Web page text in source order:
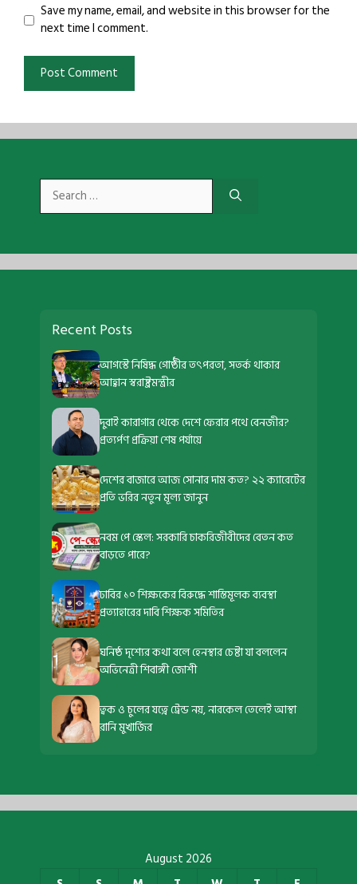
Save my name, email, and website in this browser for the
next time I comment.
Search
for:
Recent Posts
আগস্টে নিষিদ্ধ গোষ্ঠীর তৎপরতা, সতর্ক থাকার
আহ্বান স্বরাষ্ট্রমন্ত্রীর
দুবাই কারাগার থেকে দেশে ফেরার পথে বেনজীর?
প্রত্যর্পণ প্রক্রিয়া শেষ পর্যায়ে
দেশের বাজারে আজ সোনার দাম কত? ২২ ক্যারেটের
প্রতি ভরির নতুন মূল্য জানুন
নবম পে স্কেল: সরকারি চাকরিজীবীদের বেতন কত
বাড়তে পারে?
ঢাবির ১০ শিক্ষকের বিরুদ্ধে শাস্তিমূলক ব্যবস্থা
প্রত্যাহারের দাবি শিক্ষক সমিতির
ঘনিষ্ঠ দৃশ্যের কথা বলে হেনস্থার চেষ্টা যা বললেন
অভিনেত্রী শিবাঙ্গী জোশী
ত্বক ও চুলের যত্নে ট্রেন্ড নয়, নারকেল তেলেই আস্থা
রানি মুখার্জির
August 2026